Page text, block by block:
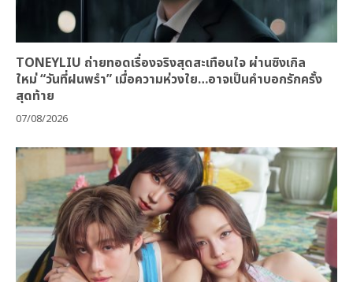
TONEYLIU ถ่ายทอดเรื่องจริงสุดสะเทือนใจ ผ่านซิงเกิล
ใหม่ “วันที่ฝนพรำ” เมื่อความห่วงใย…อาจเป็นคำบอกรักครั้ง
สุดท้าย
07/08/2026